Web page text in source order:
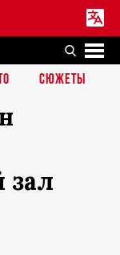
СЮЖЕТЫ